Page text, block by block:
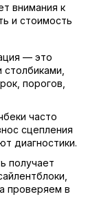
внимания к
и стоимость
— это
порогов,
часто
сцепления
диагностики.
получает
проверяем в